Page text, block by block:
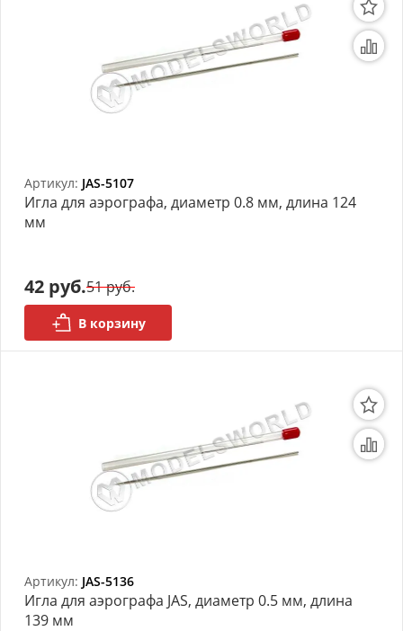
Нестандартные заготовки
Новогодние изделия
Модели из ФП смолы
АРХИВ
Артикул: JAS-5107
Игла для аэрографа, диаметр 0.8 мм, длина 124
мм
42 руб.51 руб.
В корзину
Артикул: JAS-5136
Игла для аэрографа JAS, диаметр 0.5 мм, длина
139 мм